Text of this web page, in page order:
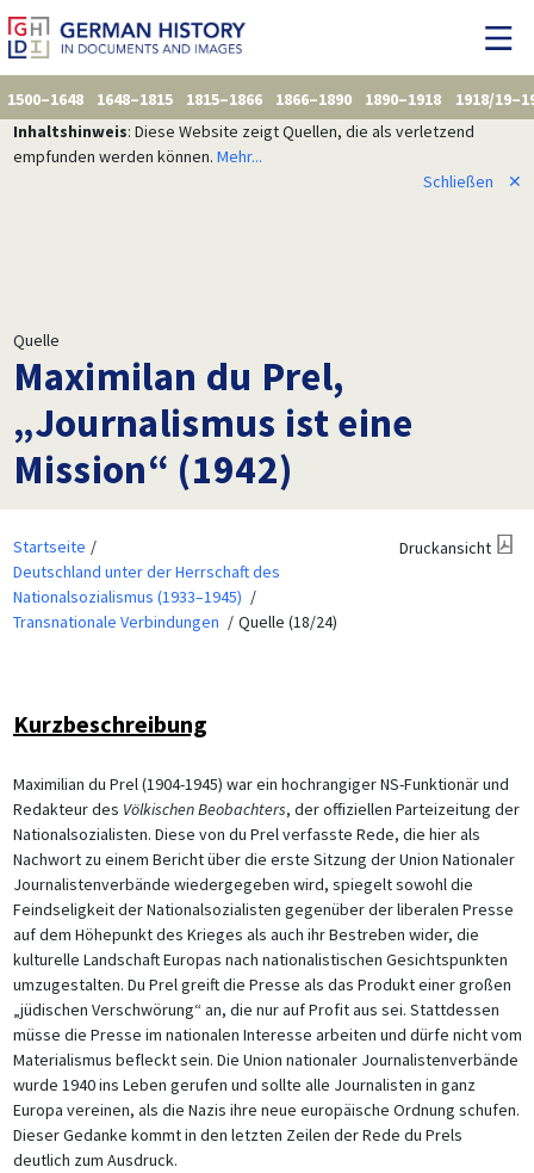
1500–1648 1648–1815 1815–1866 1866–1890 1890–1918
1918/
Inhaltshinweis: Diese Website zeigt Quellen, die als verletzend
empfunden werden können. Mehr...
Schließen
✕
Quelle
Maximilan du Prel,
„Journalismus ist eine
Mission“ (1942)
Startseite
Deutschland unter der Herrschaft des
Nationalsozialismus (1933–1945)
Transnationale Verbindungen
Quelle (18/24)
Druckansicht
Kurzbeschreibung
Maximilian du Prel (1904-1945) war ein hochrangiger NS-Funktionär und
Redakteur des Völkischen Beobachters, der offiziellen Parteizeitung der
Nationalsozialisten. Diese von du Prel verfasste Rede, die hier als
Nachwort zu einem Bericht über die erste Sitzung der Union Nationaler
Journalistenverbände wiedergegeben wird, spiegelt sowohl die
Feindseligkeit der Nationalsozialisten gegenüber der liberalen Presse
auf dem Höhepunkt des Krieges als auch ihr Bestreben wider, die
kulturelle Landschaft Europas nach nationalistischen Gesichtspunkten
umzugestalten. Du Prel greift die Presse als das Produkt einer großen
„jüdischen Verschwörung“ an, die nur auf Profit aus sei. Stattdessen
müsse die Presse im nationalen Interesse arbeiten und dürfe nicht vom
Materialismus befleckt sein. Die Union nationaler Journalistenverbände
wurde 1940 ins Leben gerufen und sollte alle Journalisten in ganz
Europa vereinen, als die Nazis ihre neue europäische Ordnung schufen.
Dieser Gedanke kommt in den letzten Zeilen der Rede du Prels
deutlich zum Ausdruck.